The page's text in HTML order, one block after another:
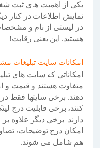
یکی از اهمیت های ثبت
نمایش اطلاعات در کنار
در لیستی از نام و
هستید. این یعنی رقابت!
امکانات سایت تبلیغات
امکاناتی که سایت های
متفاوت هستند و قیمت و
دهند. برخی سایتها فقط
کنند، برخی قابلیت درج
دارند. برخی دیگر علاوه بر
امکان درج توضیحات،
هم شامل می شوند.